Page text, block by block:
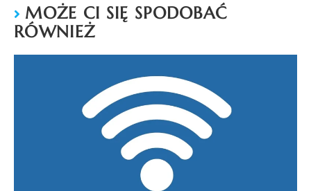
MOŻE CI SIĘ SPODOBAĆ
RÓWNIEŻ